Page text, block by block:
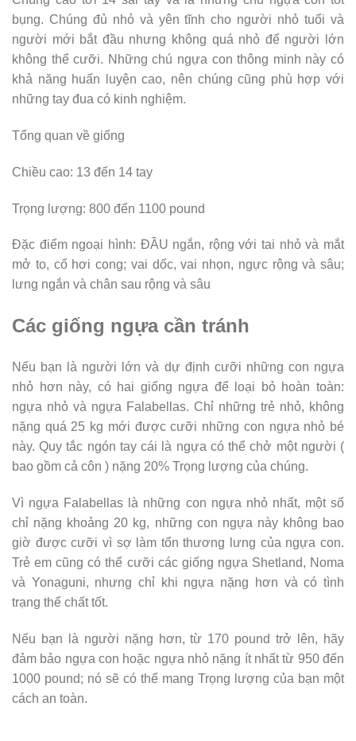
bụng. Chúng đủ nhỏ và yên tĩnh cho người nhỏ tuổi và
người mới bắt đầu nhưng không quá nhỏ để người lớn
không thể cưỡi. Những chú ngựa con thông minh này có
khả năng huấn luyện cao, nên chúng cũng phù hợp với
những tay đua có kinh nghiệm.
Tổng quan về giống
Chiều cao: 13 đến 14 tay
Trọng lượng: 800 đến 1100 pound
Đặc điểm ngoại hình: ĐẦU ngắn, rộng với tai nhỏ và mắt
mở to, cổ hơi cong; vai dốc, vai nhọn, ngực rộng và sâu;
lưng ngắn và chân sau rộng và sâu
Các giống ngựa cần tránh
Nếu bạn là người lớn và dự định cưỡi những con ngựa
nhỏ hơn này, có hai giống ngựa để loại bỏ hoàn toàn:
ngựa nhỏ và ngựa Falabellas. Chỉ những trẻ nhỏ, không
nặng quá 25 kg mới được cưỡi những con ngựa nhỏ bé
này. Quy tắc ngón tay cái là ngựa có thể chở một người (
bao gồm cả côn ) nặng 20% ​​Trọng lượng của chúng.
Vì ngựa Falabellas là những con ngựa nhỏ nhất, một số
chỉ nặng khoảng 20 kg, những con ngựa này không bao
giờ được cưỡi vì sợ làm tổn thương lưng của ngựa con.
Trẻ em cũng có thể cưỡi các giống ngựa Shetland, Noma
và Yonaguni, nhưng chỉ khi ngựa nặng hơn và có tình
trạng thể chất tốt.
Nếu bạn là người nặng hơn, từ 170 pound trở lên, hãy
đảm bảo ngựa con hoặc ngựa nhỏ nặng ít nhất từ ​​950 đến
1000 pound; nó sẽ có thể mang Trọng lượng của bạn một
cách an toàn.